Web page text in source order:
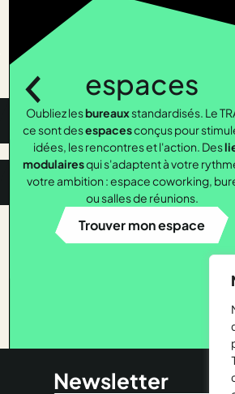
espaces
Oubliez lesbureauxstandardisés. Le
ce sont desespacesconçus pour
idées, les rencontres et l'action. Des
modulairesqui s'adaptent à votre rythme
votre ambition : espace coworking,
ou salles de réunions.
Trouver mon espace
coaching
Management, nouvelles formes
transitionenvironnementale,
Vosdéfissont multiples, nos
pour les transformer en
croissance.
Newsletter